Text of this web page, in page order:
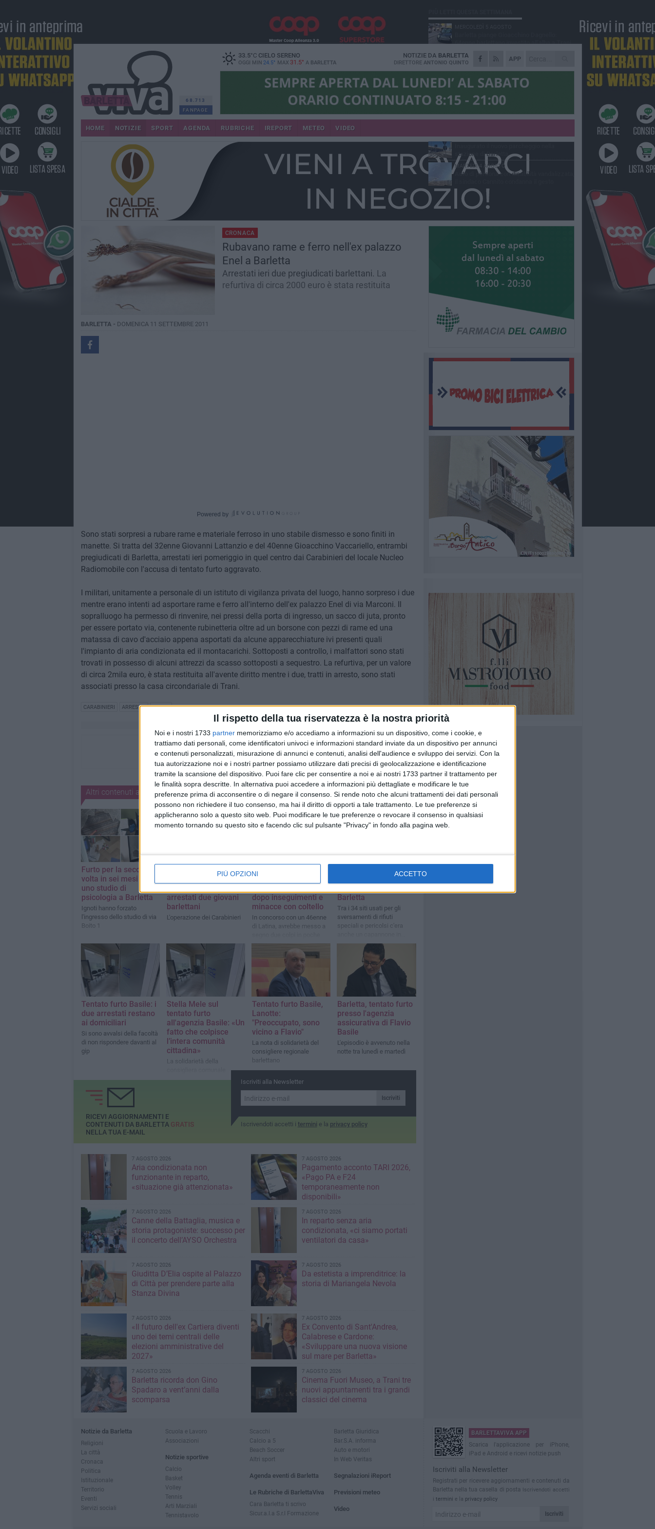
Il rispetto della tua riservatezza è la nostra priorità
Noi e i nostri 1733 partner memorizziamo e/o accediamo a informazioni su un dispositivo, come i cookie, e
trattiamo dati personali, come identificatori univoci e informazioni standard inviate da un dispositivo per annunci
e contenuti personalizzati, misurazione di annunci e contenuti, analisi dell'audience e sviluppo dei servizi. Con la
tua autorizzazione noi e i nostri partner possiamo utilizzare dati precisi di geolocalizzazione e identificazione
tramite la scansione del dispositivo. Puoi fare clic per consentire a noi e ai nostri 1733 partner il trattamento per
le finalità sopra descritte. In alternativa puoi accedere a informazioni più dettagliate e modificare le tue
preferenze prima di acconsentire o di negare il consenso. Si rende noto che alcuni trattamenti dei dati personali
possono non richiedere il tuo consenso, ma hai il diritto di opporti a tale trattamento. Le tue preferenze si
applicheranno solo a questo sito web. Puoi modificare le tue preferenze o revocare il consenso in qualsiasi
momento tornando su questo sito e facendo clic sul pulsante "Privacy" in fondo alla pagina web.
PIÙ OPZIONI ACCETTO
68.713
FANPAGE
33.5°CCIELO SERENO
OGGI MIN 24.5° MAX 31.5° A BARLETTA
APP
NOTIZIE DA BARLETTA
DIRETTORE ANTONIO QUINTO
HOME NOTIZIE SPORT AGENDA RUBRICHE IREPORT METEO VIDEO
CRONACA
Rubavano rame e ferro nell'ex palazzo
Enel a Barletta
Arrestati ieri due pregiudicati barlettani. La
refurtiva di circa 2000 euro è stata restituita
BARLETTA - DOMENICA 11 SETTEMBRE 2011
Powered by
Sono stati sorpresi a rubare rame e materiale ferroso in uno stabile dismesso e sono finiti in
manette. Si tratta del 32enne Giovanni Lattanzio e del 40enne Gioacchino Vaccariello, entrambi
pregiudicati di Barletta, arrestati ieri pomeriggio in quel centro dai Carabinieri del locale Nucleo
Radiomobile con l'accusa di tentato furto aggravato.
I militari, unitamente a personale di un istituto di vigilanza privata del luogo, hanno sorpreso i due
mentre erano intenti ad asportare rame e ferro all'interno dell'ex palazzo Enel di via Marconi. Il
sopralluogo ha permesso di rinvenire, nei pressi della porta di ingresso, un sacco di juta, pronto
per essere portato via, contenente rubinetteria oltre ad un borsone con pezzi di rame ed una
matassa di cavo d'acciaio appena asportati da alcune apparecchiature ivi presenti quali
l'impianto di aria condizionata ed il montacarichi. Sottoposti a controllo, i malfattori sono stati
trovati in possesso di alcuni attrezzi da scasso sottoposti a sequestro. La refurtiva, per un valore
di circa 2mila euro, è stata restituita all'avente diritto mentre i due, tratti in arresto, sono stati
associati presso la casa circondariale di Trani.
CARABINIERI ARRESTO FURTO
Altri contenuti a tema
Furto per la seconda
volta in sei mesi in
uno studio di
psicologia a Barletta
Ignoti hanno forzato
l'ingresso dello studio di via
Boito 1
Incidente sulla
Provinciale 96, in auto
arrestati due giovani
barlettani
L'operazione dei Carabinieri
Doppia rapina a
Lecce: arrestato
dopo inseguimenti e
minacce con coltello
In concorso con un 46enne
di Latina, avrebbe messo a
ore minacciando vittime e
Dalla Campania i
rifiuti finivano anche
Barletta
Tra i 34 siti usati per gli
sversamenti di rifiuti
speciali e pericolsi c'era
disuso nelle campagne
della città
Tentato furto Basile: i
due arrestati restano
ai domiciliari
Si sono avvalsi della facoltà
di non rispondere davanti al
gip
Stella Mele sul
tentato furto
all'agenzia Basile: «Un
fatto che colpisce
l’intera comunità
cittadina»
La solidarietà della
Fratelli d'Italia e Presidente
Tentato furto Basile,
Lanotte:
"Preoccupato, sono
vicino a Flavio"
La nota di solidarietà del
consigliere regionale
barlettano
Barletta, tentato furto
presso l'agenzia
assicurativa di Flavio
Basile
L'episodio è avvenuto nella
notte tra lunedì e martedì
Iscriviti alla Newsletter
Iscriviti
Iscrivendoti accetti i termini e la privacy policy
RICEVI AGGIORNAMENTI E
CONTENUTI DA BARLETTA GRATIS
NELLA TUA E-MAIL
7 AGOSTO 2026
Aria condizionata non
funzionante in reparto,
«situazione già attenzionata»
7 AGOSTO 2026
Pagamento acconto TARI 2026,
«Pago PA e F24
temporaneamente non
disponibili»
7 AGOSTO 2026
Canne della Battaglia, musica e
storia protagoniste: successo per
il concerto dell’AYSO Orchestra
7 AGOSTO 2026
In reparto senza aria
condizionata, «ci siamo portati
ventilatori da casa»
7 AGOSTO 2026
Giuditta D’Elia ospite al Palazzo
di Città per prendere parte alla
Stanza Divina
7 AGOSTO 2026
Da estetista a imprenditrice: la
storia di Mariangela Nevola
7 AGOSTO 2026
«Il futuro dell'ex Cartiera diventi
uno dei temi centrali delle
elezioni amministrative del
2027»
7 AGOSTO 2026
Ex Convento di Sant'Andrea,
Calabrese e Cardone:
«Sviluppare una nuova visione
sul mare per Barletta»
7 AGOSTO 2026
Barletta ricorda don Gino
Spadaro a vent’anni dalla
scomparsa
7 AGOSTO 2026
Cinema Fuori Museo, a Trani tre
nuovi appuntamenti tra i grandi
classici del cinema
64enne barlettano investito all'alba a Trani
GIOVEDÌ 6 AGOSTO
Il ricordo di "Cecco", il benzinaio col
sorriso: «Contava i giorni che lo
separavano dalla pensione»
MERCOLEDÌ 5 AGOSTO
sopralluogo nell'area dell'evento
Beni confiscati alla mafia. Nasce il servizio
VENERDÌ 31 LUGLIO
stazione di Barletta
MARTEDÌ 4 AGOSTO
Auto di persona con disabilità vandalizzata,
Notizie da Barletta
Religioni
La città
Cronaca
Politica
Istituzionale
Territorio
Eventi
Servizi sociali
Scuola e Lavoro
Associazioni
Notizie sportive
Calcio
Basket
Volley
Tennis
Arti Marziali
Tennistavolo
Scacchi
Calcio a 5
Beach Soccer
Altri sport
Agenda eventi di Barletta
Le Rubriche di BarlettaViva
Cara Barletta ti scrivo
Sicur.a.l.a S.r.l Formazione
Barletta Giuridica
Bar.S.A. informa
Auto e motori
In Web Veritas
Segnalazioni iReport
Previsioni meteo
Video
BARLETTAVIVA APP
Scarica l'applicazione per iPhone,
iPad e Android e ricevi notizie push
Iscriviti alla Newsletter
Registrati per ricevere aggiornamenti e contenuti da
Barletta nella tua casella di posta
Iscrivendoti accetti
i termini e la privacy policy
Iscriviti